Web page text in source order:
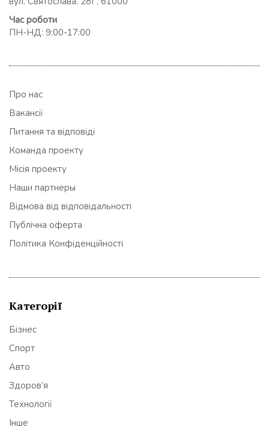
Час роботи
ПН-НД: 9:00-17:00
Про нас
Вакансії
Питання та відповіді
Команда проекту
Місія проекту
Наши партнеры
Відмова від відповідальності
Публічна оферта
Політика Конфіденційності
Категорії
Бізнес
Спорт
Авто
Здоров’я
Технології
Інше